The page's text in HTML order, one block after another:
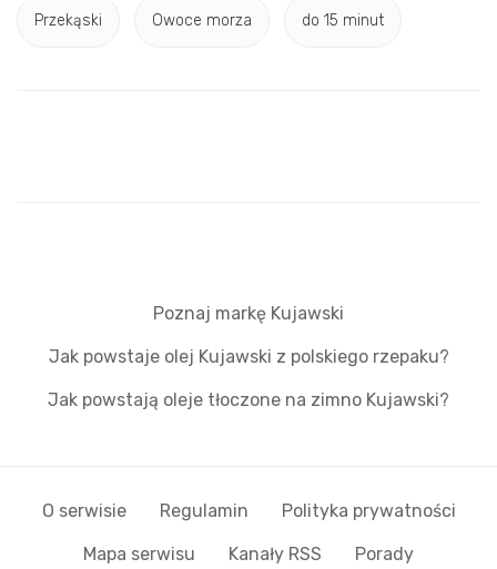
Przekąski Owoce morza do 15 minut
Poznaj markę Kujawski
Jak powstaje olej Kujawski z polskiego rzepaku?
Jak powstają oleje tłoczone na zimno Kujawski?
O serwisie Regulamin Polityka prywatności
Mapa serwisu Kanały RSS Porady